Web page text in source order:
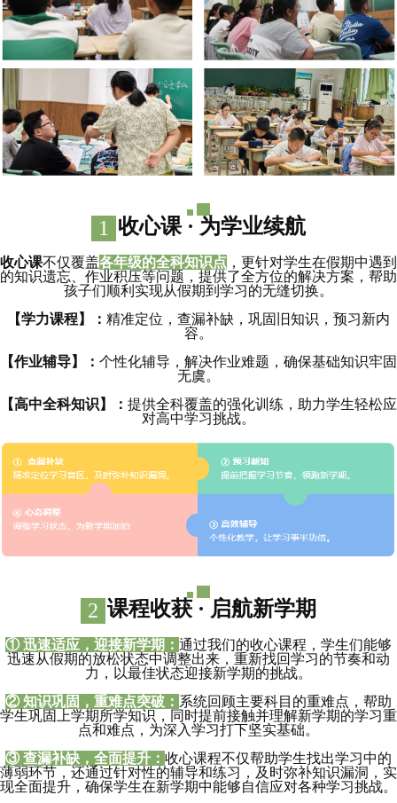
1 收心课 · 为学业续航
收心课不仅覆盖各年级的全科知识点 ，更针对学生在假期中遇到
的知识遗忘、作业积压等问题，提供了全方位的解决方案，帮助
孩子们顺利实现从假期到学习的无缝切换。
【学力课程】： 精准定位，查漏补缺，巩固旧知识，预习新内
容。
【作业辅导】： 个性化辅导，解决作业难题，确保基础知识牢固
无虞。
【高中全科知识】： 提供全科覆盖的强化训练，助力学生轻松应
对高中学习挑战。
2 课程收获 · 启航新学期
① 迅速适应，迎接新学期： 通过我们的收心课程，学生们能够
迅速从假期的放松状态中调整出来，重新找回学习的节奏和动
力，以最佳状态迎接新学期的挑战。
② 知识巩固，重难点突破： 系统回顾主要科目的重难点，帮助
学生巩固上学期所学知识，同时提前接触并理解新学期的学习重
点和难点，为深入学习打下坚实基础。
③ 查漏补缺，全面提升： 收心课程不仅帮助学生找出学习中的
薄弱环节，还通过针对性的辅导和练习，及时弥补知识漏洞，实
现全面提升，确保学生在新学期中能够自信应对各种学习挑战。